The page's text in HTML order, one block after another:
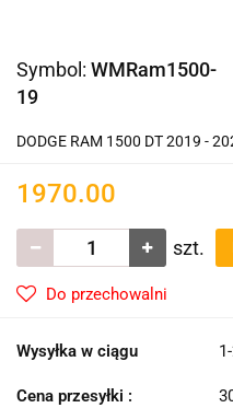
Symbol: WMRam1500-
19
DODGE RAM 1500 DT 2019 -
1970.00
szt.
Do przechowalni
Wysyłka w ciągu
Cena przesyłki :